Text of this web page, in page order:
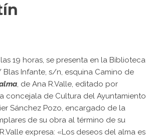
19 horas, se presenta en la Biblioteca
Infante, s/n, esquina Camino de
, de Ana R.Valle, editado por
concejala de Cultura del Ayuntamiento
Sánchez Pozo, encargado de la
de su obra al término de su
expresa: «Los deseos del alma es